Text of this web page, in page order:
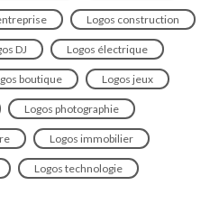
Logos construction
DJ Logos électrique
boutique Logos jeux
Logos photographie
Logos immobilier
Logos technologie